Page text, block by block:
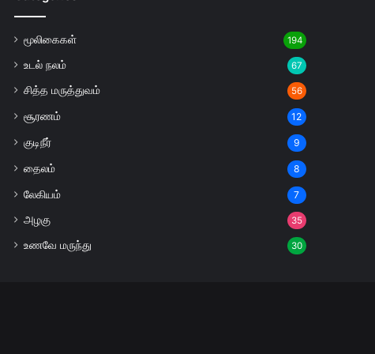
மூலிகைகள் 194
உடல் நலம் 67
சித்த மருத்துவம் 56
சூரணம் 12
குடிநீர் 9
தைலம் 8
லேகியம் 7
அழகு 35
உணவே மருந்து 30